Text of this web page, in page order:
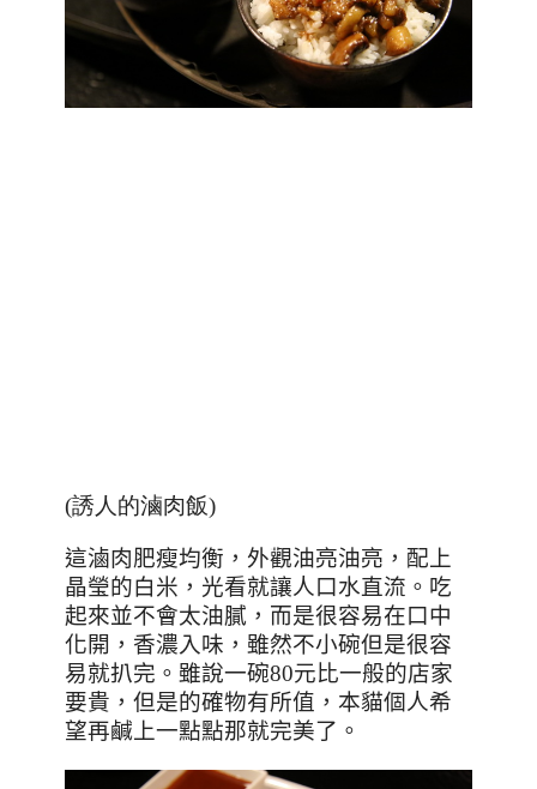
(誘人的滷肉飯)
這滷肉肥瘦均衡，外觀油亮油亮，配上
晶瑩的白米，光看就讓人口水直流。吃
起來並不會太油膩，而是很容易在口中
化開，香濃入味，雖然不小碗但是很容
易就扒完。雖說一碗80元比一般的店家
要貴，但是的確物有所值，本貓個人希
望再鹹上一點點那就完美了。